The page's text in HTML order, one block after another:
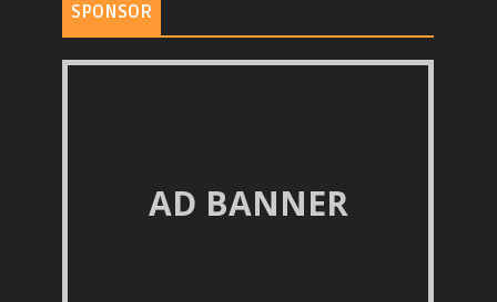
SPONSOR
AD BANNER